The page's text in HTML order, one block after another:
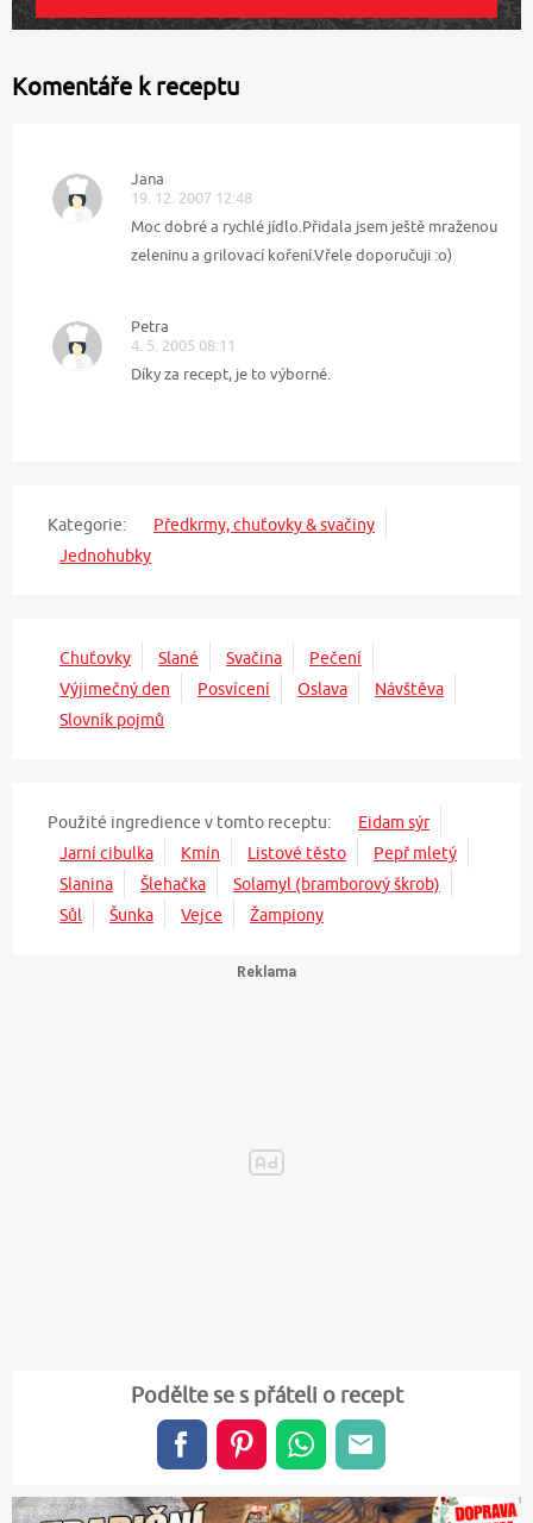
Komentáře k receptu
Jana
19. 12. 2007 12:48
Moc dobré a rychlé jídlo.Přidala jsem ještě mraženou
zeleninu a grilovací koření.Vřele doporučuji :o)
Petra
4. 5. 2005 08:11
Díky za recept, je to výborné.
Kategorie:
Předkrmy, chuťovky & svačiny
Jednohubky
Chuťovky Slané Svačina
Pečení
Výjimečný den
Posvícení Oslava
Návštěva
Slovník pojmů
Použité ingredience v tomto receptu:
Eidam sýr
Jarní cibulka
Kmín Listové těsto
Pepř mletý
Slanina
Šlehačka
Solamyl (bramborový škrob)
Sůl
Šunka Vejce Žampiony
Podělte se s přáteli o recept